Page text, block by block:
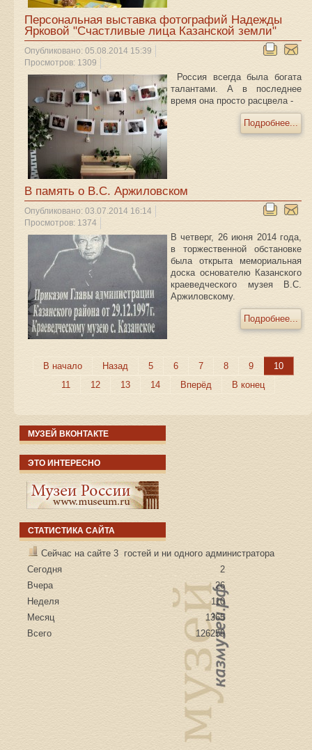
Персональная выставка фотографий Надежды
Ярковой "Счастливые лица Казанской земли"
Опубликовано: 05.08.2014 15:39
Просмотров: 1309
Россия всегда была богата
талантами. А в последнее
время она просто расцвела -
Подробнее...
В память о В.С. Аржиловском
Опубликовано: 03.07.2014 16:14
Просмотров: 1374
В четверг, 26 июня 2014 года,
в торжественной обстановке
была открыта мемориальная
доска основателю Казанского
краеведческого музея В.С.
Аржиловскому.
Подробнее...
В начало Назад 5 6 7 8 9
10
11
12 13 14 Вперёд В конец
МУЗЕЙ ВКОНТАКТЕ
ЭТО ИНТЕРЕСНО
СТАТИСТИКА САЙТА
Сейчас на сайте 3 гостей и ни одного администратора
Сегодня
2
Вчера
26
Неделя
110
Месяц
1365
Всего
126259